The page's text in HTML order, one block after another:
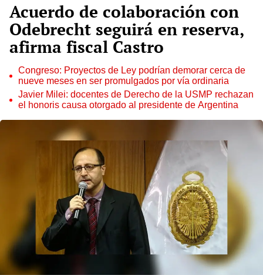
Acuerdo de colaboración con
Odebrecht seguirá en reserva,
afirma fiscal Castro
Congreso: Proyectos de Ley podrían demorar cerca de
nueve meses en ser promulgados por vía ordinaria
Javier Milei: docentes de Derecho de la USMP rechazan
el honoris causa otorgado al presidente de Argentina